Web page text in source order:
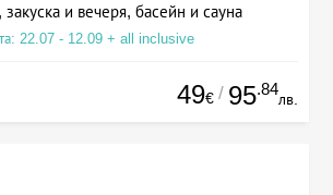
и вечеря, басейн и сауна
22.07 - 12.09 + all inclusive
49€ / 95.84
лв.